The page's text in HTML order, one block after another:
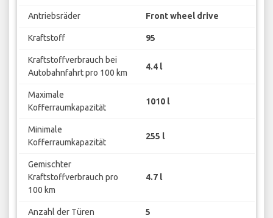
Antriebsräder Front wheel drive
Kraftstoff 95
Kraftstoffverbrauch bei
Autobahnfahrt pro 100 km
4.4 l
Maximale
Kofferraumkapazität
1010 l
Minimale
Kofferraumkapazität
255 l
Gemischter
Kraftstoffverbrauch pro
100 km
4.7 l
Anzahl der Türen 5